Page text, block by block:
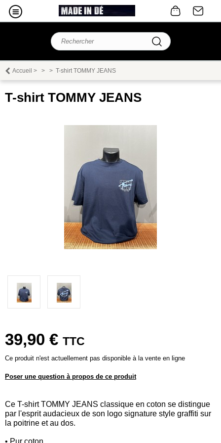
Accueil > > > T-shirt TOMMY JEANS
T-shirt TOMMY JEANS
39,90 € TTC
Ce produit n'est actuellement pas disponible à la vente en ligne
Poser une question à propos de ce produit
Ce T-shirt TOMMY JEANS classique en coton se distingue
par l'esprit audacieux de son logo signature style graffiti sur
la poitrine et au dos.